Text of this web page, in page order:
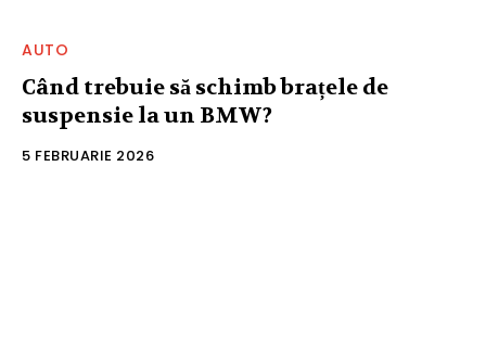
AUTO
Când trebuie să schimb brațele de
suspensie la un BMW?
5 FEBRUARIE 2026